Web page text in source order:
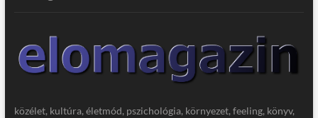
közélet, kultúra, életmód, pszichológia, környezet, feeling, könyv,